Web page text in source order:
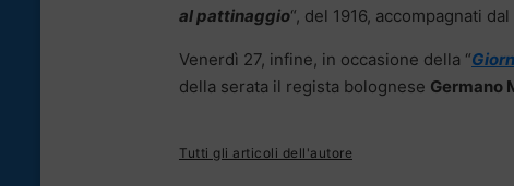
al pattinaggio“, del 1916, accompagnati
Venerdì 27, infine, in occasione della “
della serata il regista bolognese Germano
Tutti gli articoli dell'autore